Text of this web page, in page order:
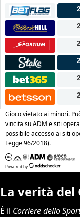
La verità del
È il Corriere dello